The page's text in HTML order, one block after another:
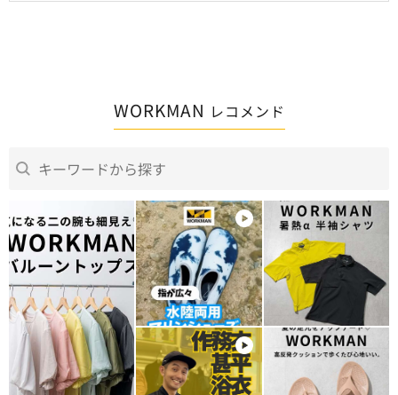
WORKMAN レコメンド